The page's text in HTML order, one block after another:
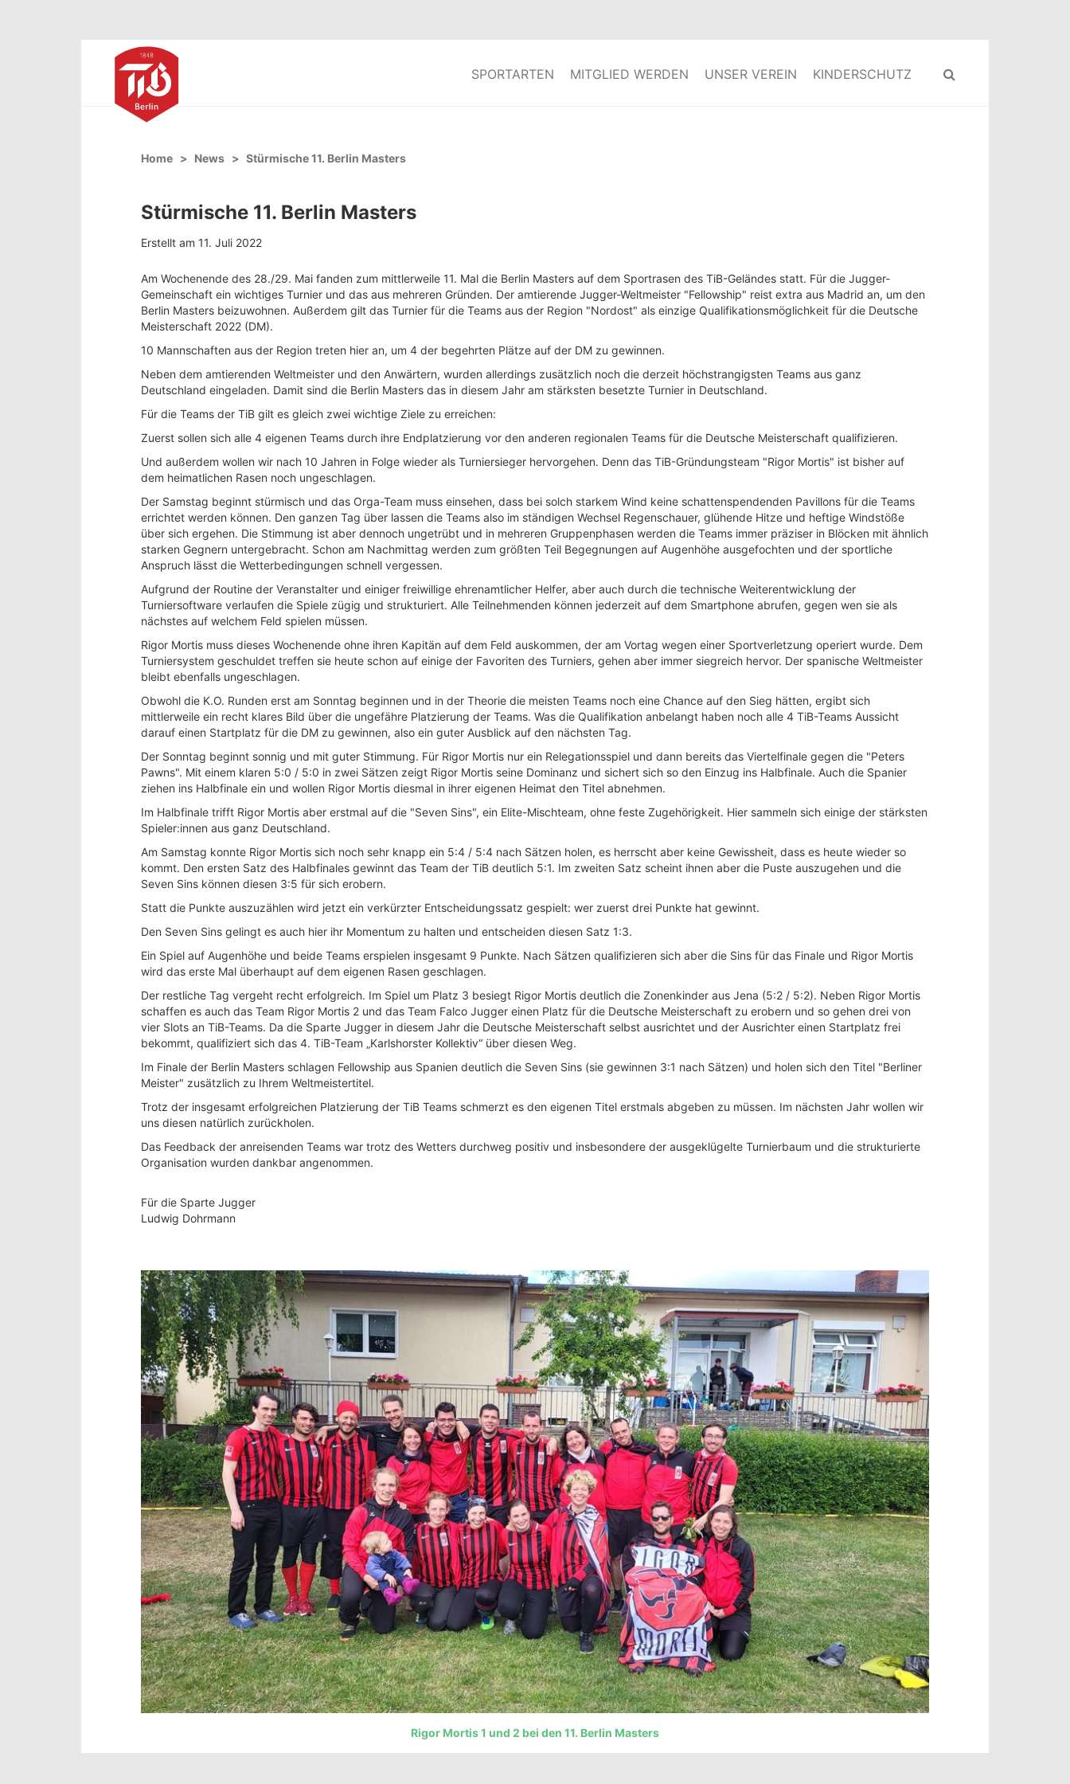
SPORTARTEN MITGLIED WERDEN UNSER VEREIN KINDERSCHUTZ
Home News Stürmische 11. Berlin Masters
Stürmische 11. Berlin Masters
Erstellt am 11. Juli 2022
Am Wochenende des 28./29. Mai fanden zum mittlerweile 11. Mal die Berlin Masters auf dem Sportrasen des TiB-Geländes statt. Für die Jugger-
Gemeinschaft ein wichtiges Turnier und das aus mehreren Gründen. Der amtierende Jugger-Weltmeister "Fellowship" reist extra aus Madrid an, um den
Berlin Masters beizuwohnen. Außerdem gilt das Turnier für die Teams aus der Region "Nordost" als einzige Qualifikationsmöglichkeit für die Deutsche
Meisterschaft 2022 (DM).
10 Mannschaften aus der Region treten hier an, um 4 der begehrten Plätze auf der DM zu gewinnen.
Neben dem amtierenden Weltmeister und den Anwärtern, wurden allerdings zusätzlich noch die derzeit höchstrangigsten Teams aus ganz
Deutschland eingeladen. Damit sind die Berlin Masters das in diesem Jahr am stärksten besetzte Turnier in Deutschland.
Für die Teams der TiB gilt es gleich zwei wichtige Ziele zu erreichen:
Zuerst sollen sich alle 4 eigenen Teams durch ihre Endplatzierung vor den anderen regionalen Teams für die Deutsche Meisterschaft qualifizieren.
Und außerdem wollen wir nach 10 Jahren in Folge wieder als Turniersieger hervorgehen. Denn das TiB-Gründungsteam "Rigor Mortis" ist bisher auf
dem heimatlichen Rasen noch ungeschlagen.
Der Samstag beginnt stürmisch und das Orga-Team muss einsehen, dass bei solch starkem Wind keine schattenspendenden Pavillons für die Teams
errichtet werden können. Den ganzen Tag über lassen die Teams also im ständigen Wechsel Regenschauer, glühende Hitze und heftige Windstöße
über sich ergehen. Die Stimmung ist aber dennoch ungetrübt und in mehreren Gruppenphasen werden die Teams immer präziser in Blöcken mit ähnlich
starken Gegnern untergebracht. Schon am Nachmittag werden zum größten Teil Begegnungen auf Augenhöhe ausgefochten und der sportliche
Anspruch lässt die Wetterbedingungen schnell vergessen.
Aufgrund der Routine der Veranstalter und einiger freiwillige ehrenamtlicher Helfer, aber auch durch die technische Weiterentwicklung der
Turniersoftware verlaufen die Spiele zügig und strukturiert. Alle Teilnehmenden können jederzeit auf dem Smartphone abrufen, gegen wen sie als
nächstes auf welchem Feld spielen müssen.
Rigor Mortis muss dieses Wochenende ohne ihren Kapitän auf dem Feld auskommen, der am Vortag wegen einer Sportverletzung operiert wurde. Dem
Turniersystem geschuldet treffen sie heute schon auf einige der Favoriten des Turniers, gehen aber immer siegreich hervor. Der spanische Weltmeister
bleibt ebenfalls ungeschlagen.
Obwohl die K.O. Runden erst am Sonntag beginnen und in der Theorie die meisten Teams noch eine Chance auf den Sieg hätten, ergibt sich
mittlerweile ein recht klares Bild über die ungefähre Platzierung der Teams. Was die Qualifikation anbelangt haben noch alle 4 TiB-Teams Aussicht
darauf einen Startplatz für die DM zu gewinnen, also ein guter Ausblick auf den nächsten Tag.
Der Sonntag beginnt sonnig und mit guter Stimmung. Für Rigor Mortis nur ein Relegationsspiel und dann bereits das Viertelfinale gegen die "Peters
Pawns". Mit einem klaren 5:0 / 5:0 in zwei Sätzen zeigt Rigor Mortis seine Dominanz und sichert sich so den Einzug ins Halbfinale. Auch die Spanier
ziehen ins Halbfinale ein und wollen Rigor Mortis diesmal in ihrer eigenen Heimat den Titel abnehmen.
Im Halbfinale trifft Rigor Mortis aber erstmal auf die "Seven Sins", ein Elite-Mischteam, ohne feste Zugehörigkeit. Hier sammeln sich einige der stärksten
Spieler:innen aus ganz Deutschland.
Am Samstag konnte Rigor Mortis sich noch sehr knapp ein 5:4 / 5:4 nach Sätzen holen, es herrscht aber keine Gewissheit, dass es heute wieder so
kommt. Den ersten Satz des Halbfinales gewinnt das Team der TiB deutlich 5:1. Im zweiten Satz scheint ihnen aber die Puste auszugehen und die
Seven Sins können diesen 3:5 für sich erobern.
Statt die Punkte auszuzählen wird jetzt ein verkürzter Entscheidungssatz gespielt: wer zuerst drei Punkte hat gewinnt.
Den Seven Sins gelingt es auch hier ihr Momentum zu halten und entscheiden diesen Satz 1:3.
Ein Spiel auf Augenhöhe und beide Teams erspielen insgesamt 9 Punkte. Nach Sätzen qualifizieren sich aber die Sins für das Finale und Rigor Mortis
wird das erste Mal überhaupt auf dem eigenen Rasen geschlagen.
Der restliche Tag vergeht recht erfolgreich. Im Spiel um Platz 3 besiegt Rigor Mortis deutlich die Zonenkinder aus Jena (5:2 / 5:2). Neben Rigor Mortis
schaffen es auch das Team Rigor Mortis 2 und das Team Falco Jugger einen Platz für die Deutsche Meisterschaft zu erobern und so gehen drei von
vier Slots an TiB-Teams. Da die Sparte Jugger in diesem Jahr die Deutsche Meisterschaft selbst ausrichtet und der Ausrichter einen Startplatz frei
bekommt, qualifiziert sich das 4. TiB-Team „Karlshorster Kollektiv“ über diesen Weg.
Im Finale der Berlin Masters schlagen Fellowship aus Spanien deutlich die Seven Sins (sie gewinnen 3:1 nach Sätzen) und holen sich den Titel "Berliner
Meister" zusätzlich zu Ihrem Weltmeistertitel.
Trotz der insgesamt erfolgreichen Platzierung der TiB Teams schmerzt es den eigenen Titel erstmals abgeben zu müssen. Im nächsten Jahr wollen wir
uns diesen natürlich zurückholen.
Das Feedback der anreisenden Teams war trotz des Wetters durchweg positiv und insbesondere der ausgeklügelte Turnierbaum und die strukturierte
Organisation wurden dankbar angenommen.
Für die Sparte Jugger
Ludwig Dohrmann
Rigor Mortis 1 und 2 bei den 11. Berlin Masters